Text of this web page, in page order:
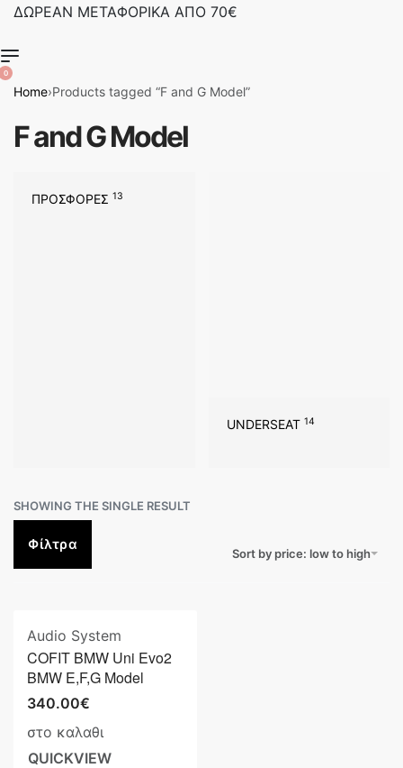
ΔΩΡΕΑΝ ΜΕΤΑΦΟΡΙΚΑ ΑΠΟ 70€
0
Home›Products tagged “F and G Model”
F and G Model
ΠΡΟΣΦΟΡΕΣ 13
UNDERSEAT 14
SHOWING THE SINGLE RESULT
Sort by price: low to high
Φίλτρα
Audio System
COFIT BMW Uni Evo2
BMW E,F,G Model
340.00€
στο καλαθι
QUICKVIEW